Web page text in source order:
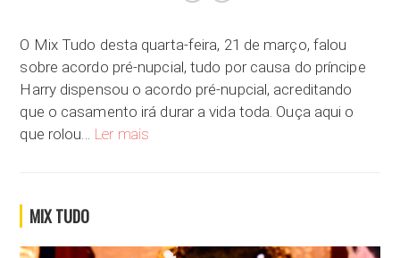
O Mix Tudo desta quarta-feira, 21 de março, falou
sobre acordo pré-nupcial, tudo por causa do príncipe
Harry dispensou o acordo pré-nupcial, acreditando
que o casamento irá durar a vida toda. Ouça aqui o
que rolou… Ler mais
MIX TUDO